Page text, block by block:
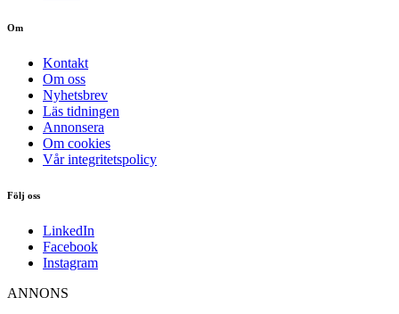
Om
Kontakt
Om oss
Nyhetsbrev
Läs tidningen
Annonsera
Om cookies
Vår integritetspolicy
Följ oss
LinkedIn
Facebook
Instagram
ANNONS